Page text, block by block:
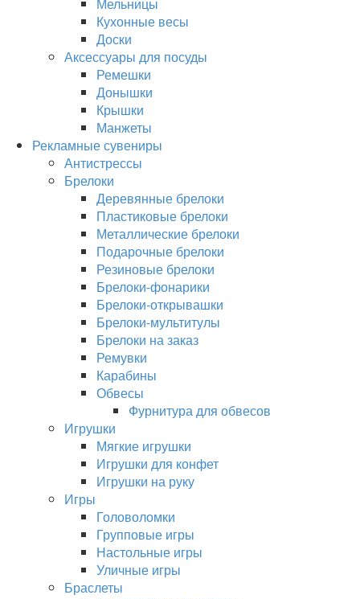
Кухонные весы
Доски
Аксессуары для посуды
Ремешки
Донышки
Крышки
Манжеты
Рекламные сувениры
Антистрессы
Брелоки
Деревянные брелоки
Пластиковые брелоки
Металлические брелоки
Подарочные брелоки
Резиновые брелоки
Брелоки-фонарики
Брелоки-открывашки
Брелоки-мультитулы
Брелоки на заказ
Ремувки
Карабины
Обвесы
Фурнитура для обвесов
Игрушки
Мягкие игрушки
Игрушки для конфет
Игрушки на руку
Игры
Головоломки
Групповые игры
Настольные игры
Уличные игры
Браслеты